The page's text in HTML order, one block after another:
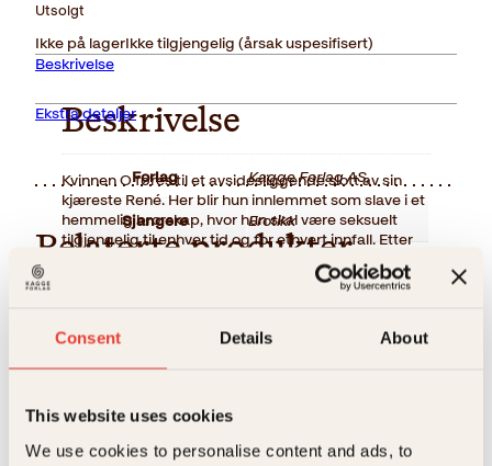
Consent Details About
This website uses cookies
We use cookies to personalise content and ads, to
Utsolgt
Ikke på lagerIkke tilgjengelig (årsak uspesifisert)
Beskrivelse
Beskrivelse
Kvinnen O føres til et avsidesliggende slott av sin
kjæreste René. Her blir hun innlemmet som slave i et
hemmelig brorskap, hvor hun skal være seksuelt
tilgjengelig til enhver tid og for ethvert innfall. Etter
slottsoppholdet overlater René O til halvbroren Sir
Stephen, som intensiverer krenkelsene.
Ekstra detaljer
Forlag Kagge Forlag AS,
Sjangere Erotikk
Bokformat
Relaterte produkter